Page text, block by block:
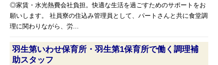
◎家賃・水光熱費会社負担。快適な生活を過ごすためのサポートをお
願いします。 社員寮の住込み管理員として、パートさんと共に食堂調
理に関わりながら、労...
羽生第いわせ保育所・羽生第1保育所で働く調理補
助スタッフ